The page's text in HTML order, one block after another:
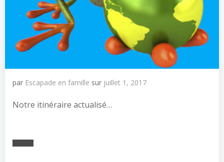
par Escapade en famille sur juillet 1, 2017
Notre itinéraire actualisé…